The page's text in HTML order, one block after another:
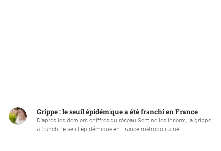
Grippe : le seuil épidémique a été franchi en France
D'après les derniers chiffres du réseau Sentinelles-Inserm, la grippe
a franchi le seuil épidémique en France métropolitaine ...